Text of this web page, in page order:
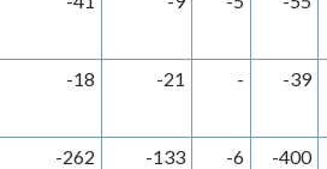
-18 -21 - -39
-262 -133 -6 -400